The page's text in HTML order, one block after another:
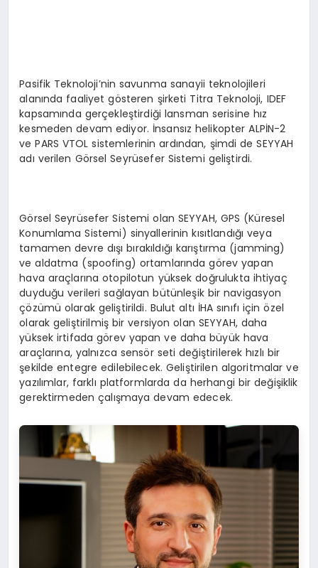
Pasifik Teknoloji’nin savunma sanayii teknolojileri
alanında faaliyet gösteren şirketi Titra Teknoloji, IDEF
kapsamında gerçekleştirdiği lansman serisine hız
kesmeden devam ediyor. İnsansız helikopter ALPİN-2
ve PARS VTOL sistemlerinin ardından, şimdi de SEYYAH
adı verilen Görsel Seyrüsefer Sistemi geliştirdi.
Görsel Seyrüsefer Sistemi olan SEYYAH, GPS (Küresel
Konumlama Sistemi) sinyallerinin kısıtlandığı veya
tamamen devre dışı bırakıldığı karıştırma (jamming)
ve aldatma (spoofing) ortamlarında görev yapan
hava araçlarına otopilotun yüksek doğrulukta ihtiyaç
duyduğu verileri sağlayan bütünleşik bir navigasyon
çözümü olarak geliştirildi. Bulut altı İHA sınıfı için özel
olarak geliştirilmiş bir versiyon olan SEYYAH, daha
yüksek irtifada görev yapan ve daha büyük hava
araçlarına, yalnızca sensör seti değiştirilerek hızlı bir
şekilde entegre edilebilecek. Geliştirilen algoritmalar ve
yazılımlar, farklı platformlarda da herhangi bir değişiklik
gerektirmeden çalışmaya devam edecek.